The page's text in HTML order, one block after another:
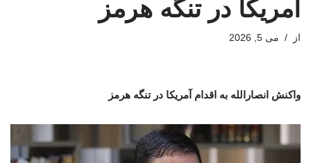
آمریکا در تنگه هرمز
از می 5, 2026
واکنش انصارالله به اقدام آمریکا در تنگه هرمز